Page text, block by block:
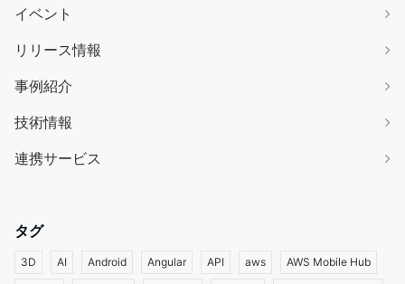
イベント
リリース情報
事例紹介
技術情報
連携サービス
タグ
3D AI Android Angular API aws AWS Mobile Hub